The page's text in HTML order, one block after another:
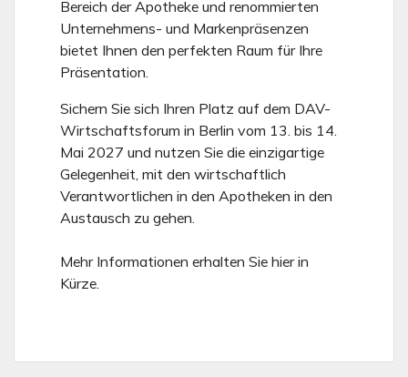
Bereich der Apotheke und renommierten
Unternehmens- und Markenpräsenzen
bietet Ihnen den perfekten Raum für Ihre
Präsentation.
Sichern Sie sich Ihren Platz auf dem DAV-
Wirtschaftsforum in Berlin vom 13. bis 14.
Mai 2027 und nutzen Sie die einzigartige
Gelegenheit, mit den wirtschaftlich
Verantwortlichen in den Apotheken in den
Austausch zu gehen.
Mehr Informationen erhalten Sie hier in
Kürze.